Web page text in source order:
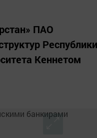
ПАО
Республики
Кеннетом